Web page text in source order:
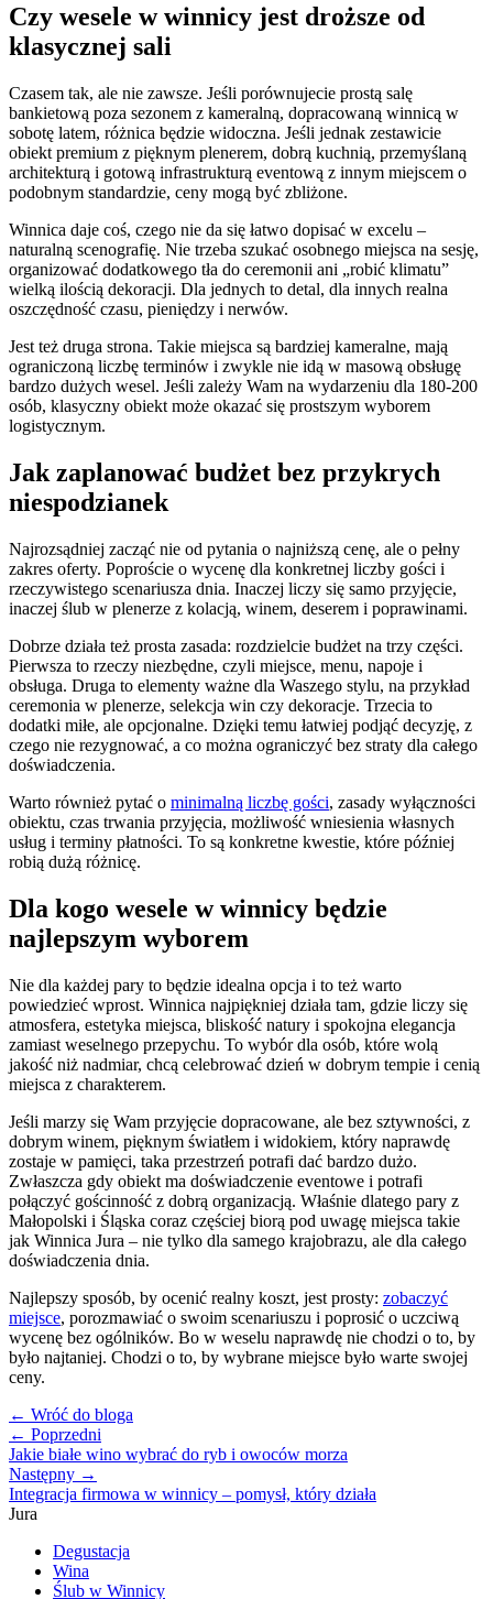
Czy wesele w winnicy jest droższe od
klasycznej sali
Czasem tak, ale nie zawsze. Jeśli porównujecie prostą salę
bankietową poza sezonem z kameralną, dopracowaną winnicą w
sobotę latem, różnica będzie widoczna. Jeśli jednak zestawicie
obiekt premium z pięknym plenerem, dobrą kuchnią, przemyślaną
architekturą i gotową infrastrukturą eventową z innym miejscem o
podobnym standardzie, ceny mogą być zbliżone.
Winnica daje coś, czego nie da się łatwo dopisać w excelu –
naturalną scenografię. Nie trzeba szukać osobnego miejsca na sesję,
organizować dodatkowego tła do ceremonii ani „robić klimatu”
wielką ilością dekoracji. Dla jednych to detal, dla innych realna
oszczędność czasu, pieniędzy i nerwów.
Jest też druga strona. Takie miejsca są bardziej kameralne, mają
ograniczoną liczbę terminów i zwykle nie idą w masową obsługę
bardzo dużych wesel. Jeśli zależy Wam na wydarzeniu dla 180-200
osób, klasyczny obiekt może okazać się prostszym wyborem
logistycznym.
Jak zaplanować budżet bez przykrych
niespodzianek
Najrozsądniej zacząć nie od pytania o najniższą cenę, ale o pełny
zakres oferty. Poproście o wycenę dla konkretnej liczby gości i
rzeczywistego scenariusza dnia. Inaczej liczy się samo przyjęcie,
inaczej ślub w plenerze z kolacją, winem, deserem i poprawinami.
Dobrze działa też prosta zasada: rozdzielcie budżet na trzy części.
Pierwsza to rzeczy niezbędne, czyli miejsce, menu, napoje i
obsługa. Druga to elementy ważne dla Waszego stylu, na przykład
ceremonia w plenerze, selekcja win czy dekoracje. Trzecia to
dodatki miłe, ale opcjonalne. Dzięki temu łatwiej podjąć decyzję, z
czego nie rezygnować, a co można ograniczyć bez straty dla całego
doświadczenia.
Warto również pytać o minimalną liczbę gości, zasady wyłączności
obiektu, czas trwania przyjęcia, możliwość wniesienia własnych
usług i terminy płatności. To są konkretne kwestie, które później
robią dużą różnicę.
Dla kogo wesele w winnicy będzie
najlepszym wyborem
Nie dla każdej pary to będzie idealna opcja i to też warto
powiedzieć wprost. Winnica najpiękniej działa tam, gdzie liczy się
atmosfera, estetyka miejsca, bliskość natury i spokojna elegancja
zamiast weselnego przepychu. To wybór dla osób, które wolą
jakość niż nadmiar, chcą celebrować dzień w dobrym tempie i cenią
miejsca z charakterem.
Jeśli marzy się Wam przyjęcie dopracowane, ale bez sztywności, z
dobrym winem, pięknym światłem i widokiem, który naprawdę
zostaje w pamięci, taka przestrzeń potrafi dać bardzo dużo.
Zwłaszcza gdy obiekt ma doświadczenie eventowe i potrafi
połączyć gościnność z dobrą organizacją. Właśnie dlatego pary z
Małopolski i Śląska coraz częściej biorą pod uwagę miejsca takie
jak Winnica Jura – nie tylko dla samego krajobrazu, ale dla całego
doświadczenia dnia.
Najlepszy sposób, by ocenić realny koszt, jest prosty: zobaczyć
miejsce, porozmawiać o swoim scenariuszu i poprosić o uczciwą
wycenę bez ogólników. Bo w weselu naprawdę nie chodzi o to, by
było najtaniej. Chodzi o to, by wybrane miejsce było warte swojej
ceny.
← Wróć do bloga
← Poprzedni
Jakie białe wino wybrać do ryb i owoców morza
Następny →
Integracja firmowa w winnicy – pomysł, który działa
Jura
Degustacja
Wina
Ślub w Winnicy